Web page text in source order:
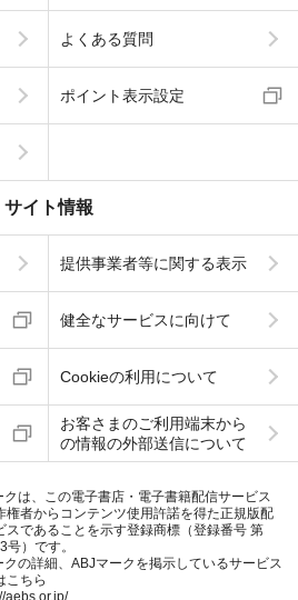
よくある質問
ポイント表示設定
サイト情報
提供事業者等に関する表示
健全なサービスに向けて
Cookieの利用について
お客さまのご利用端末から
の情報の外部送信について
クは、この電子書店・電子書籍配信サービス
権者からコンテンツ使用許諾を得た正規版配
スであることを示す登録商標（登録番号 第
号）です。
クの詳細、ABJマークを掲示しているサービス
こちら
aebs.or.jp/